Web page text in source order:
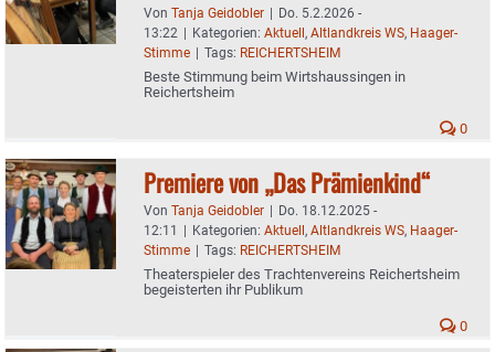
Von Tanja Geidobler | Do. 5.2.2026 -
13:22 | Kategorien: Aktuell, Altlandkreis WS, Haager-
Stimme | Tags: REICHERTSHEIM
Beste Stimmung beim Wirtshaussingen in
Reichertsheim
0
Premiere von „Das Prämienkind“
Von Tanja Geidobler | Do. 18.12.2025 -
12:11 | Kategorien: Aktuell, Altlandkreis WS, Haager-
Stimme | Tags: REICHERTSHEIM
Theaterspieler des Trachtenvereins Reichertsheim
begeisterten ihr Publikum
0